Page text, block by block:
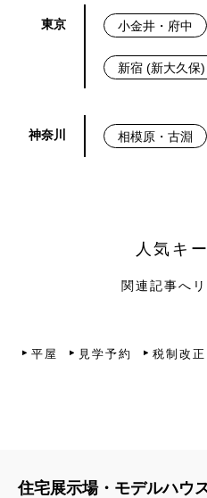
東京 小金井・府中
新宿 (新大久保)
神奈川 相模原・古淵
人気キ
関連記事へ
平屋 見学予約 税制改正
住宅展示場・モデルハウ